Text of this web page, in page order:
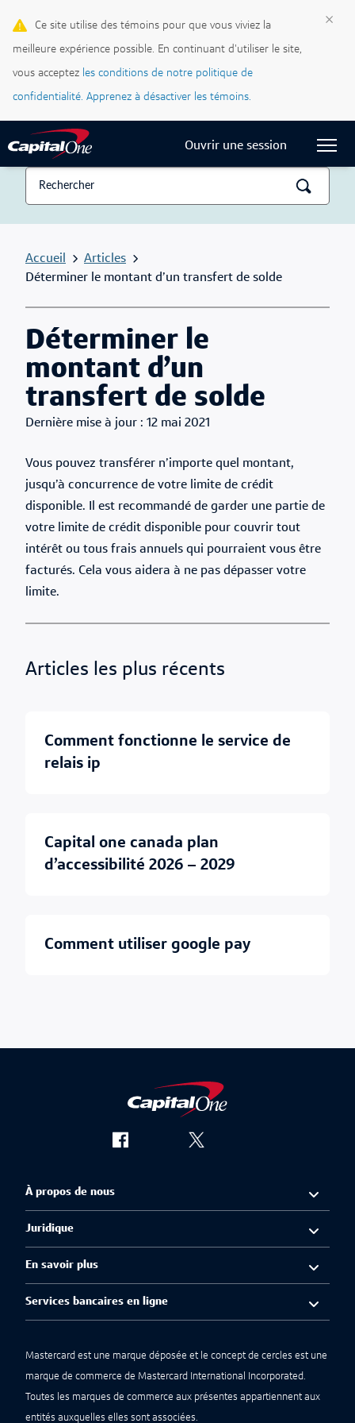
Accueil
Articles
Déterminer le montant d’un transfert de solde
Déterminer le
montant d’un
transfert de solde
Published Date 12 mai 2021
Vous pouvez transférer n’importe quel montant,
jusqu’à concurrence de votre limite de crédit
disponible. Il est recommandé de garder une partie de
votre limite de crédit disponible pour couvrir tout
intérêt ou tous frais annuels qui pourraient vous être
facturés. Cela vous aidera à ne pas dépasser votre
limite.
Articles les plus récents
comment fonctionne le service de
relais ip
capital one canada plan
d’accessibilité 2026 – 2029
comment utiliser google pay
Ce site utilise des témoins pour que vous viviez la
meilleure expérience possible. En continuant d'utiliser le site,
vous acceptez les conditions de notre politique de
confidentialité. Apprenez à désactiver les témoins.
×
Blogue Ma vie, mon crédit
Centre d’assistance
Current Locale:
Français (Canada)
Ouvrir une session
À propos de nous
Juridique
En savoir plus
Services bancaires en ligne
Mastercard est une marque déposée et le concept de cercles est une
marque de commerce de Mastercard International Incorporated.
Toutes les marques de commerce aux présentes appartiennent aux
entités auxquelles elles sont associées.